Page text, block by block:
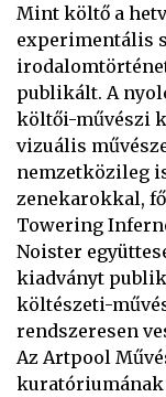
Mint költő a
experimentális
publikált. A
költői-művészi
vizuális
nemzetközileg
zenekarokkal,
Towering
Noister
kiadványt
költészeti-
rendszeresen
Az Artpool
kuratóriumának